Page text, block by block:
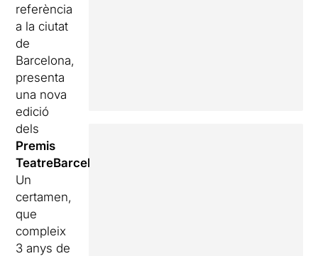
referència
a la ciutat
de
Barcelona,
presenta
una nova
edició
dels
Premis
TeatreBarcelona
Un
certamen,
que
compleix
3 anys de